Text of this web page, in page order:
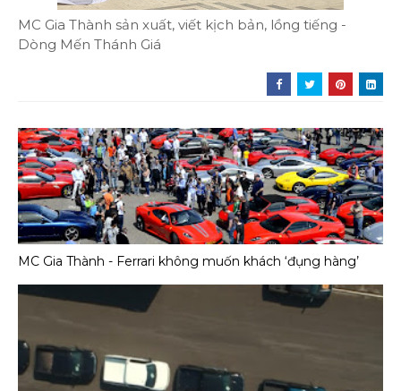
MC Gia Thành sản xuất, viết kịch bản, lồng tiếng -
Dòng Mến Thánh Giá
MC Gia Thành - Ferrari không muốn khách ‘đụng hàng’